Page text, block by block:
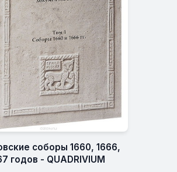
соборы 1660, 1666,
годов - QUADRIVIUM